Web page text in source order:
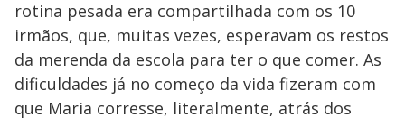
y
V
M
u
d
o
rotina pesada era compartilhada com os 10
irmãos, que, muitas vezes, esperavam os restos
da merenda da escola para ter o que comer. As
dificuldades já no começo da vida fizeram com
que Maria corresse, literalmente, atrás dos